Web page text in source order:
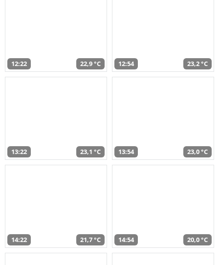
12:22 22,9 °C 12:54 23,2 °C
13:22 23,1 °C 13:54 23,0 °C
14:22 21,7 °C 14:54 20,0 °C